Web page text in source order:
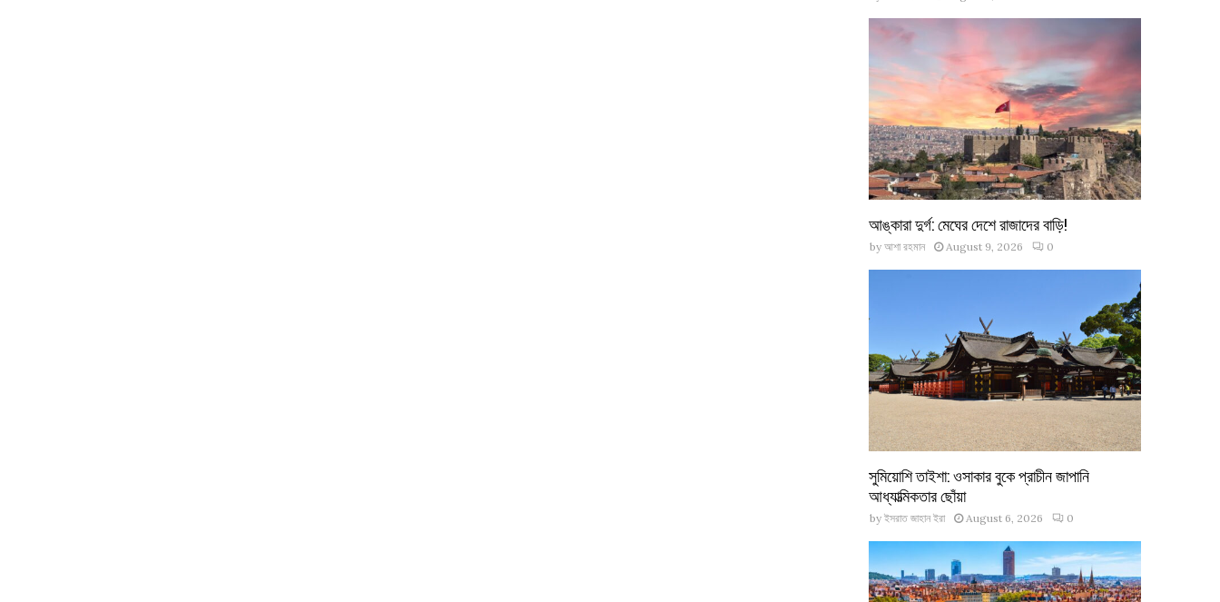
আঙ্কারা দুর্গ: মেঘের দেশে রাজাদের বাড়ি!
by আশা রহমান August 9, 2026 0
সুমিয়োশি তাইশা: ওসাকার বুকে প্রাচীন জাপানি
আধ্যাত্মিকতার ছোঁয়া
by ইসরাত জাহান ইরা August 6, 2026 0